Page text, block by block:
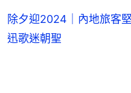
除夕迎2024｜內地旅客
迅歌迷朝聖